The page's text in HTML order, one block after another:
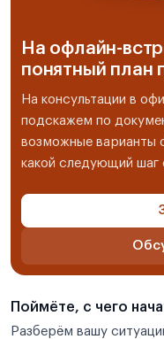
На офлайн-
понятный план
На консультации в
подскажем по
возможные варианты
какой следующий шаг
Поймёте, с чего
Разберём вашу